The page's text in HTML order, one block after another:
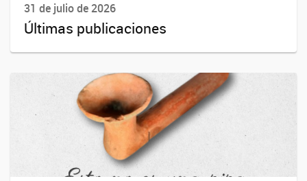
31 de julio de 2026
Últimas publicaciones